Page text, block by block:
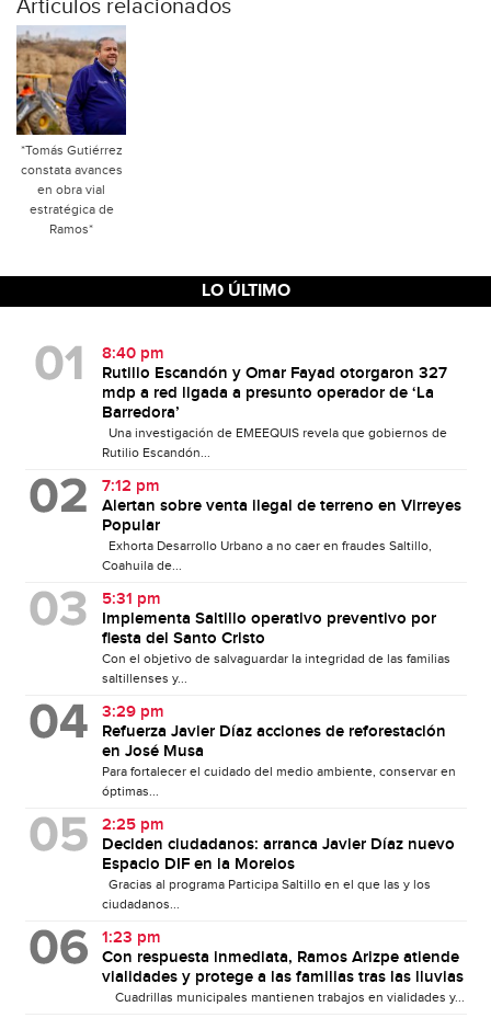
Articulos relacionados
*Tomás Gutiérrez
constata avances
en obra vial
estratégica de
Ramos*
LO ÚLTIMO
8:40 pm
Rutilio Escandón y Omar Fayad otorgaron 327
mdp a red ligada a presunto operador de ‘La
Barredora’
Una investigación de EMEEQUIS revela que gobiernos de
Rutilio Escandón...
7:12 pm
Alertan sobre venta ilegal de terreno en Virreyes
Popular
Exhorta Desarrollo Urbano a no caer en fraudes Saltillo,
Coahuila de...
5:31 pm
Implementa Saltillo operativo preventivo por
fiesta del Santo Cristo
Con el objetivo de salvaguardar la integridad de las familias
saltillenses y...
3:29 pm
Refuerza Javier Díaz acciones de reforestación
en José Musa
Para fortalecer el cuidado del medio ambiente, conservar en
óptimas...
2:25 pm
Deciden ciudadanos: arranca Javier Díaz nuevo
Espacio DIF en la Morelos
Gracias al programa Participa Saltillo en el que las y los
ciudadanos...
1:23 pm
Con respuesta inmediata, Ramos Arizpe atiende
vialidades y protege a las familias tras las lluvias
Cuadrillas municipales mantienen trabajos en vialidades y...